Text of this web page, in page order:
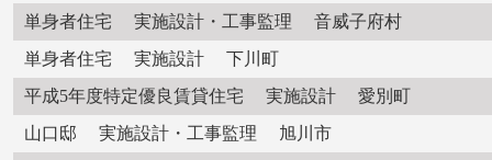
単身者住宅 実施設計・工事監理 音威子府村
単身者住宅 実施設計 下川町
平成5年度特定優良賃貸住宅 実施設計 愛別町
山口邸 実施設計・工事監理 旭川市